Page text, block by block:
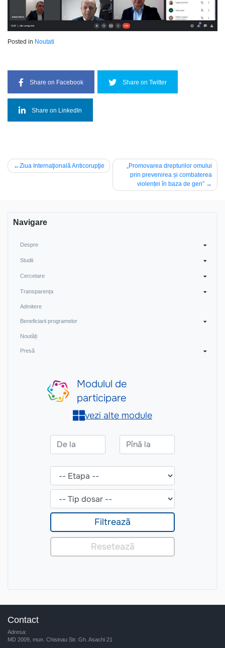
Posted in Noutati
Share on Facebook Share on Twitter
Share on LinkedIn
PostZiua Internaţională Anticorupţie
„Promovarea drepturilor omului
prin prevenirea și combaterea
violenței în baza de gen”
Navigare
Despre
Studii
Cercetare
Transparența
Admitere
Beneficiarii programelor
Noutăți
Presă
Contact
Adresa:
MD 2009, mun. Chisinau Str. Gh. Asachi 21